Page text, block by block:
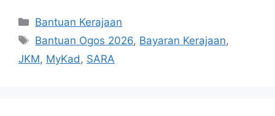
Categories
Bantuan Kerajaan
Tags
Bantuan Ogos 2026, Bayaran Kerajaan,
JKM, MyKad , SARA